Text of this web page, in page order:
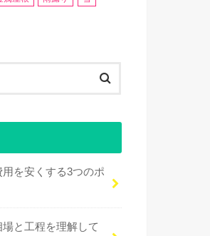
を安くする3つのポ
と工程を理解して